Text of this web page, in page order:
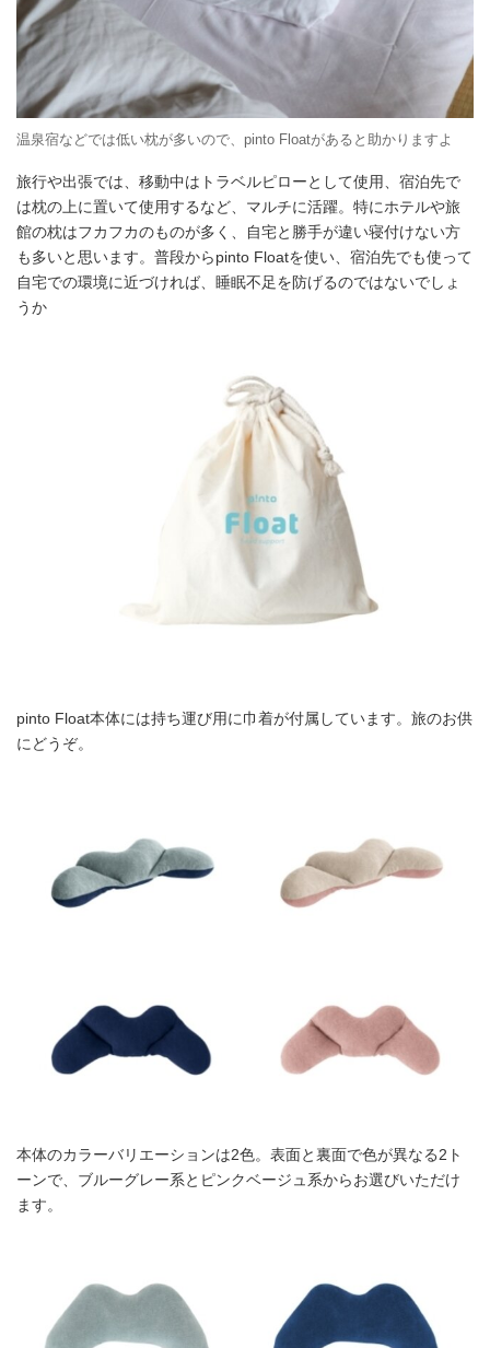
温泉宿などでは低い枕が多いので、pinto Floatがあると助かりますよ
旅行や出張では、移動中はトラベルピローとして使用、宿泊先で
は枕の上に置いて使用するなど、マルチに活躍。特にホテルや旅
館の枕はフカフカのものが多く、自宅と勝手が違い寝付けない方
も多いと思います。普段からpinto Floatを使い、宿泊先でも使って
自宅での環境に近づければ、睡眠不足を防げるのではないでしょ
うか
pinto Float本体には持ち運び用に巾着が付属しています。旅のお供
にどうぞ。
本体のカラーバリエーションは2色。表面と裏面で色が異なる2ト
ーンで、ブルーグレー系とピンクベージュ系からお選びいただけ
ます。